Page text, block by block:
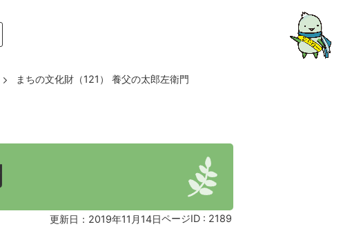
まちの文化財（121） 養父の太郎左衛門
更新日：2019年11月14日ページID : 2189